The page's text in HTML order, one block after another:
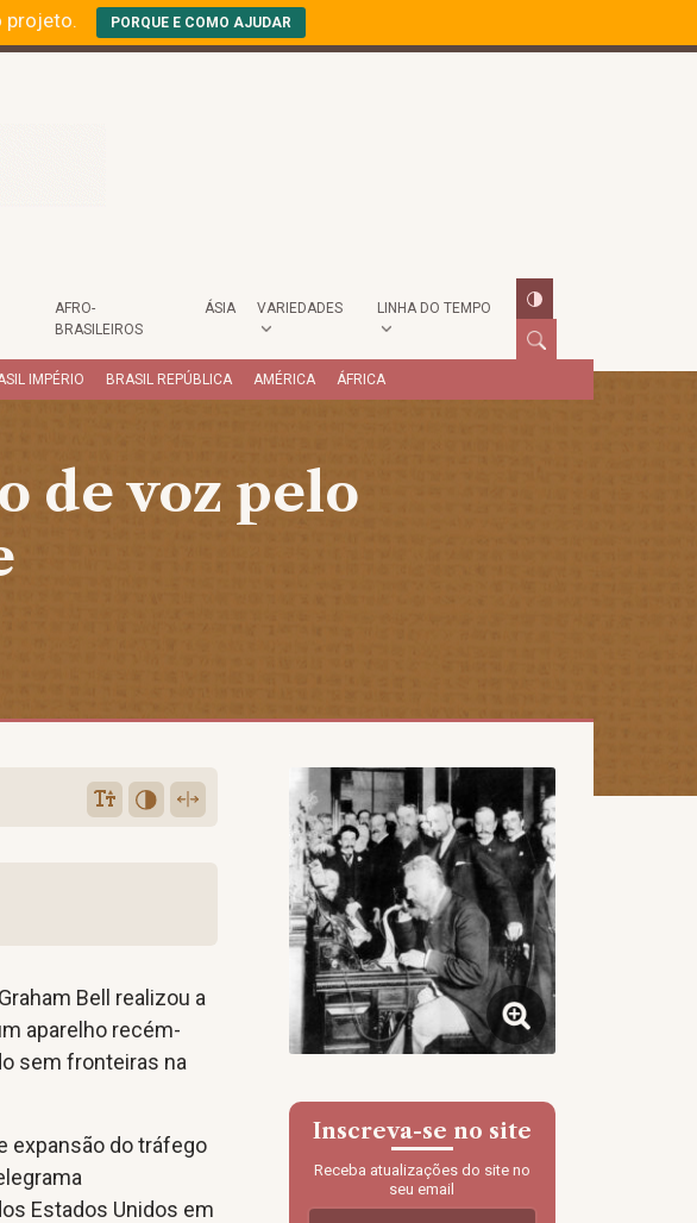
projeto. PORQUE E COMO AJUDAR
AFRO-
BRASILEIROS
ÁSIA VARIEDADES LINHA DO TEMPO
IMPÉRIO BRASIL REPÚBLICA AMÉRICA ÁFRICA
de voz pelo
Graham Bell realizou a
aparelho recém-
sem fronteiras na
expansão do tráfego
Estados Unidos em
Inscreva-se no site
Receba atualizações do site no
seu email